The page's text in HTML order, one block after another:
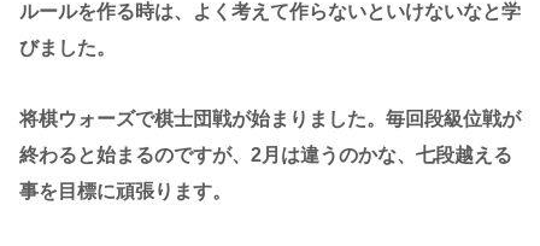
ルールを作る時は、よく考えて作らないといけないなと学
びました。
将棋ウォーズで棋士団戦が始まりました。毎回段級位戦が
終わると始まるのですが、2月は違うのかな、七段越える
事を目標に頑張ります。